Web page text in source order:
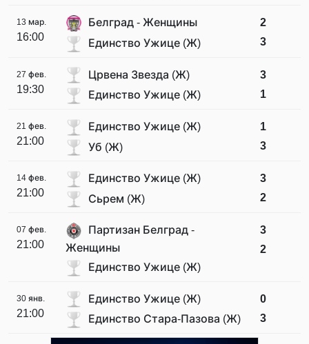
13 мар.
16:00
Белград - Женщины
Единство Ужице (Ж)
2
3
27 фев.
19:30
Црвена Звезда (Ж)
Единство Ужице (Ж)
3
1
21 фев.
21:00
Единство Ужице (Ж)
Уб (Ж)
1
3
14 фев.
21:00
Единство Ужице (Ж)
Сьрем (Ж)
3
2
07 фев.
21:00
Партизан Белград -
Женщины
Единство Ужице (Ж)
3
2
30 янв.
21:00
Единство Ужице (Ж)
Единство Стара-Пазова (Ж)
0
3